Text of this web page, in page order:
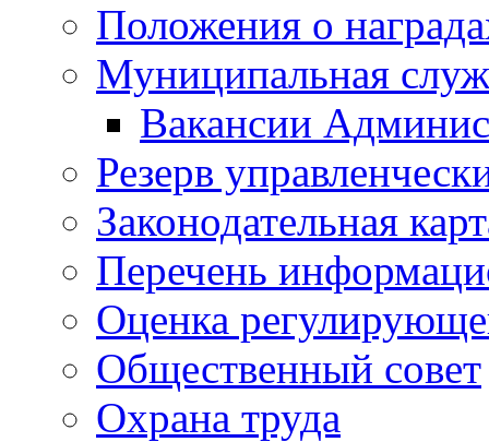
Положения о
Муниципальная
Вакансии
Резерв
Законодательная
Перечень
Оценка
Общественный совет
Охрана труда